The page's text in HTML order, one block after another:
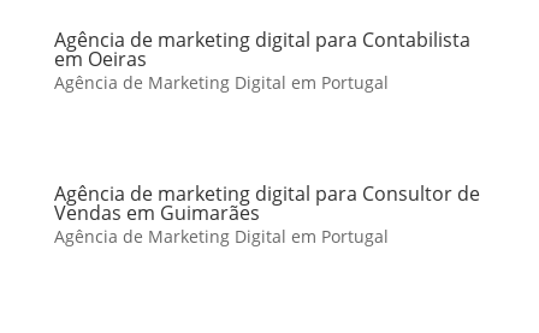
Agência de marketing digital para Contabilista
em Oeiras
Agência de Marketing Digital em Portugal
Agência de marketing digital para Consultor de
Vendas em Guimarães
Agência de Marketing Digital em Portugal